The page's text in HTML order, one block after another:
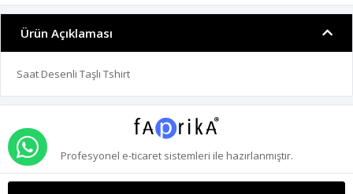
Ürün Açıklaması
Saat Desenli Taşlı Tshirt
Profesyonel e-ticaretsistemleri ile hazırlanmıştır.